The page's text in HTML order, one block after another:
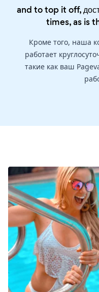
and to top it off,
times, as is
Кроме того, наша
работает
такие как ваш